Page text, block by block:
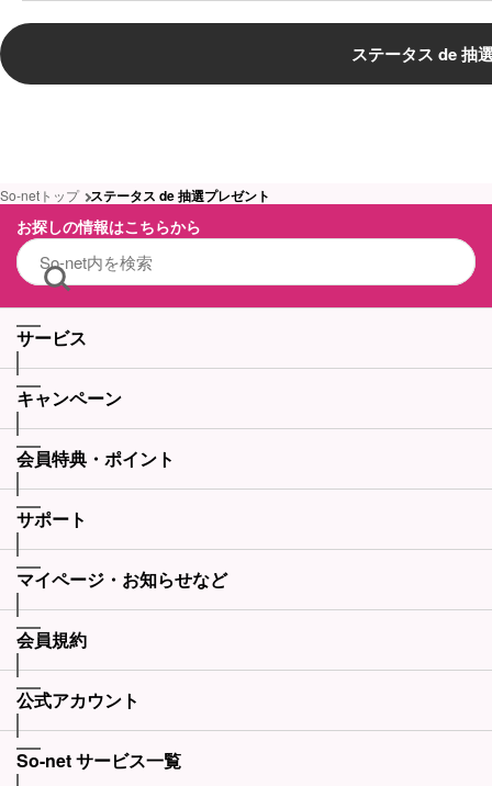
ステータス de 抽
So-netトップ ステータス de 抽選プレゼント
お探しの情報はこちらから
サービス
キャンペーン
会員特典・ポイント
サポート
マイページ・お知らせなど
会員規約
公式アカウント
So-net サービス一覧